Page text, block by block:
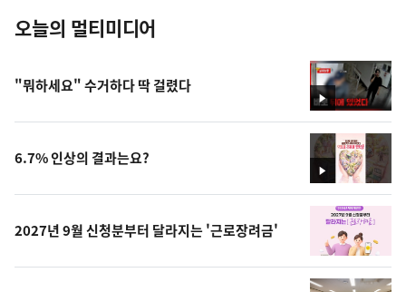
오늘의 멀티미디어
영
상
"뭐하세요" 수거하다 딱 걸렸다
영
상
6.7% 인상의 결과는요?
2027년 9월 신청분부터 달라지는 '근로장려금'